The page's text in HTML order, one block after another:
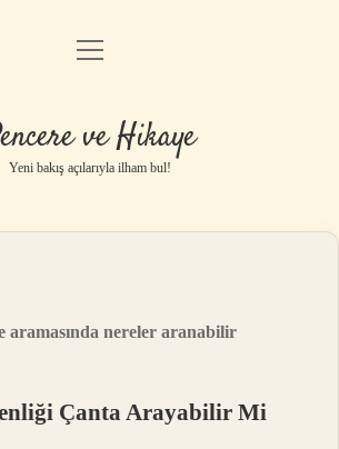
Anasayfa
Yasal Uyarı
menüyü
ve Hikaye
Yeni bakış açılarıyla ilham bul!
aramasında nereler aranabilir
Çanta Arayabilir Mi